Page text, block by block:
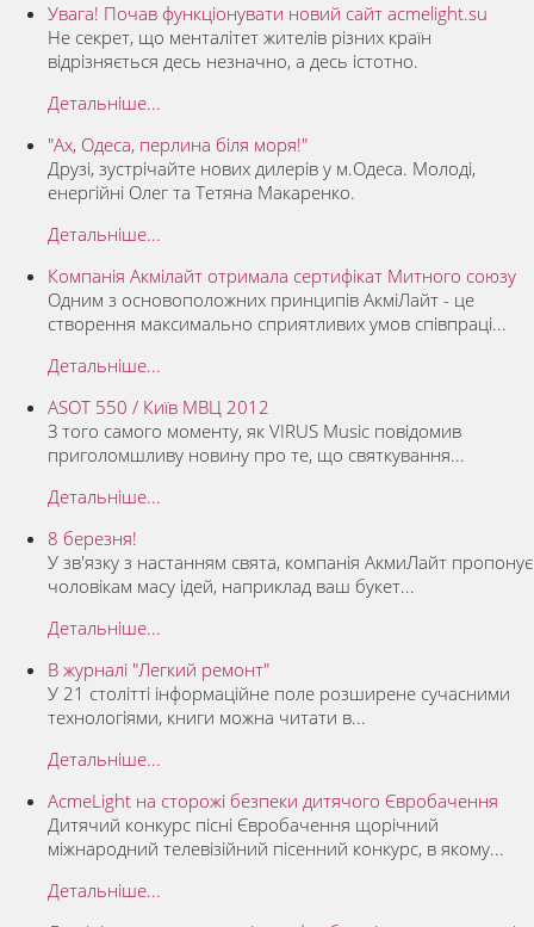
Увага! Почав функціонувати новий сайт acmelight.su
Не секрет, що менталітет жителів різних країн
відрізняється десь незначно, а десь істотно.
Детальніше...
"Ах, Одеса, перлина біля моря!"
Друзі, зустрічайте нових дилерів у м.Одеса. Молоді,
енергійні Олег та Тетяна Макаренко.
Детальніше...
Компанія Акмілайт отримала сертифікат Митного союзу
Одним з основоположних принципів АкміЛайт - це
створення максимально сприятливих умов співпраці...
Детальніше...
ASOT 550 / Київ МВЦ 2012
З того самого моменту, як VIRUS Music повідомив
приголомшливу новину про те, що святкування...
Детальніше...
8 березня!
У зв'язку з настанням свята, компанія АкмиЛайт пропонує
чоловікам масу ідей, наприклад ваш букет...
Детальніше...
В журналі "Легкий ремонт"
У 21 столітті інформаційне поле розширене сучасними
технологіями, книги можна читати в...
Детальніше...
AcmeLight на сторожі безпеки дитячого Євробачення
Дитячий конкурс пісні Євробачення щорічний
міжнародний телевізійний пісенний конкурс, в якому...
Детальніше...